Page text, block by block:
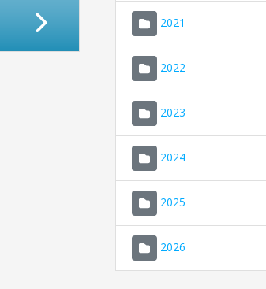
2021
2022
2023
2024
2025
2026